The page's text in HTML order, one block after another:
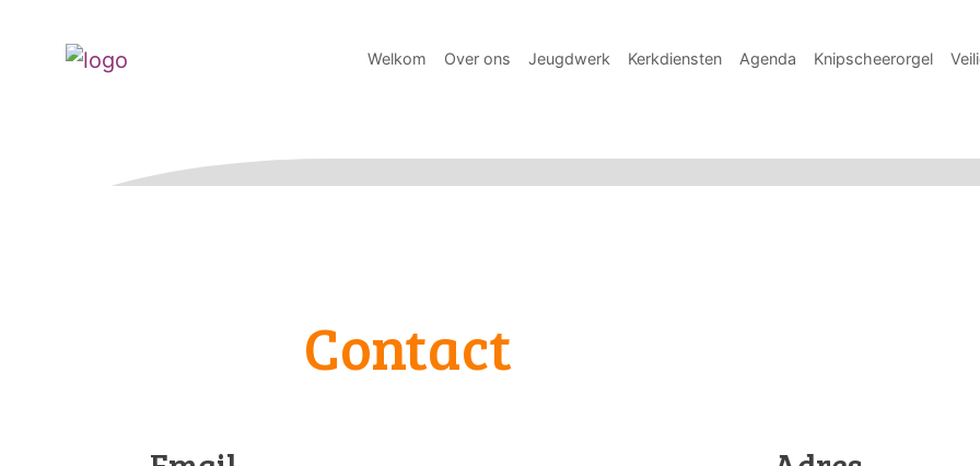
Welkom Over ons Jeugdwerk Kerkdiensten Agenda Knipscheerorgel
Contact